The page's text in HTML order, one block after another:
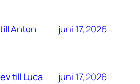
Anton juni 17, 2026
till Luca juni 17, 2026